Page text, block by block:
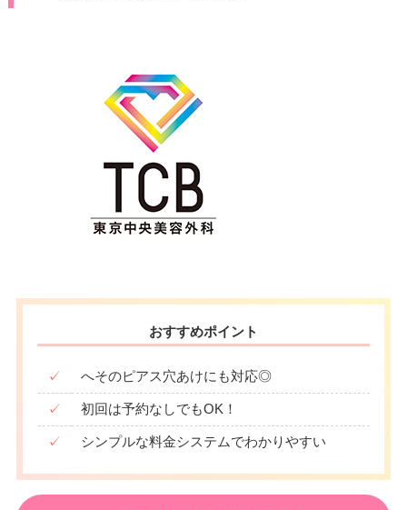
おすすめポイント
✓ へそのピアス穴あけにも対応◎
✓ 初回は予約なしでもOK！
✓ シンプルな料金システムでわかりやすい